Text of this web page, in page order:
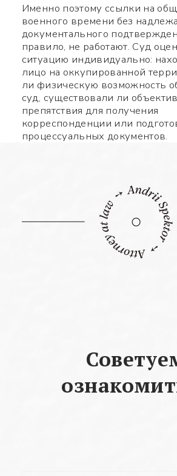
Именно поэтому ссылки на
военного времени без
документального
правило, не работают. Суд
ситуацию индивидуально:
лицо на оккупированной
ли физическую возможность
суд, существовали ли
препятствия для получения
корреспонденции или
процессуальных документов.